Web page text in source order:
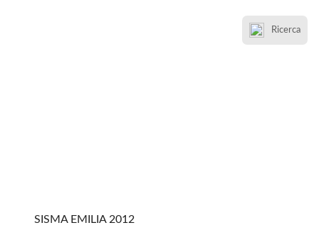
Ricerca
SISMA EMILIA 2012